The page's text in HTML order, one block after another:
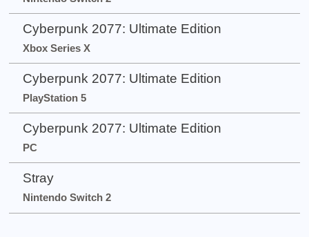
Cyberpunk 2077: Ultimate Edition
Xbox Series X
Cyberpunk 2077: Ultimate Edition
PlayStation 5
Cyberpunk 2077: Ultimate Edition
PC
Stray
Nintendo Switch 2